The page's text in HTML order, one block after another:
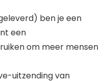
ben je een
een
om meer mensen
uitzending van